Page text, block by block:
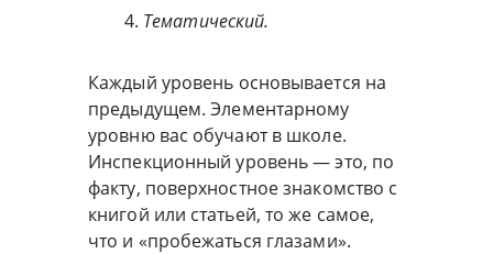
Тематический.
Каждый уровень основывается на
предыдущем. Элементарному
уровню вас обучают в школе.
Инспекционный уровень — это, по
факту, поверхностное знакомство с
книгой или статьей, то же самое,
что и «пробежаться глазами».